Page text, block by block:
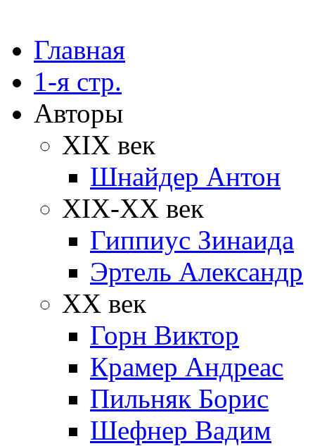
Главная
1-я стр.
Авторы
XIX век
Шнайдер Антон
XIX-XX век
Гиппиус Зинаида
Эртель Александр
XX век
Горн Виктор
Крамер Андреас
Пильняк Борис
Шефнер Вадим